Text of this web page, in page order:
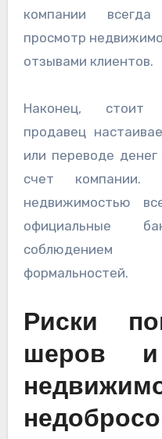
компании всегда
просмотр
отзывами клиентов.
Наконец, стоит
продавец
или переводе
счет компании.
недвижимостью
официальные
соблюдением
формальностей.
Риски
шеров и